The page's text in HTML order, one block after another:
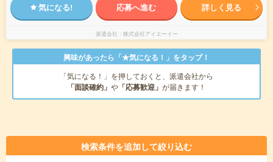
気になる! 応募へ進む 詳しく見る
派遣会社 株式会社アイエーイー
興味があったら「★気になる！」をタップ！
「気になる！」を押しておくと、派遣会社から
「面談確約」 や 「応募歓迎」 が届きます！
検索条件を追加して絞り込む